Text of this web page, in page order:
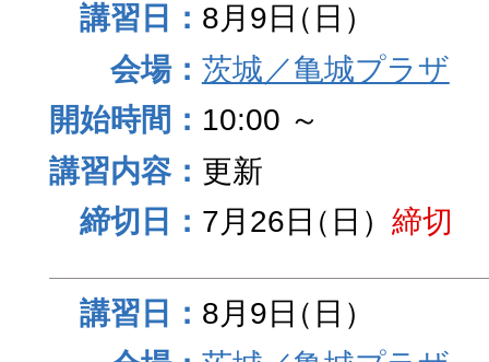
8月9日（日）
茨城／亀城プラザ
10:00 ～
更新
7月26日（日） 締切
8月9日（日）